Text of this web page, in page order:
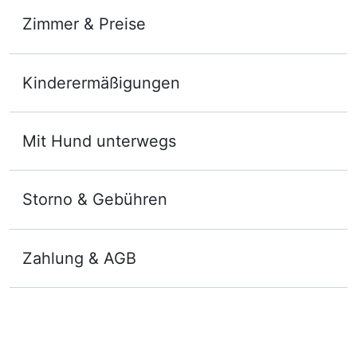
Zimmer & Preise
2 Erwachsene und 2 Kinder
Für 5 Tage 720,00 €
Kinderermäßigungen
Mit Hund unterwegs
Storno & Gebühren
Zahlung & AGB